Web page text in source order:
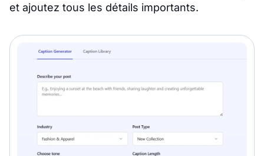
et ajoutez tous les détails importants.